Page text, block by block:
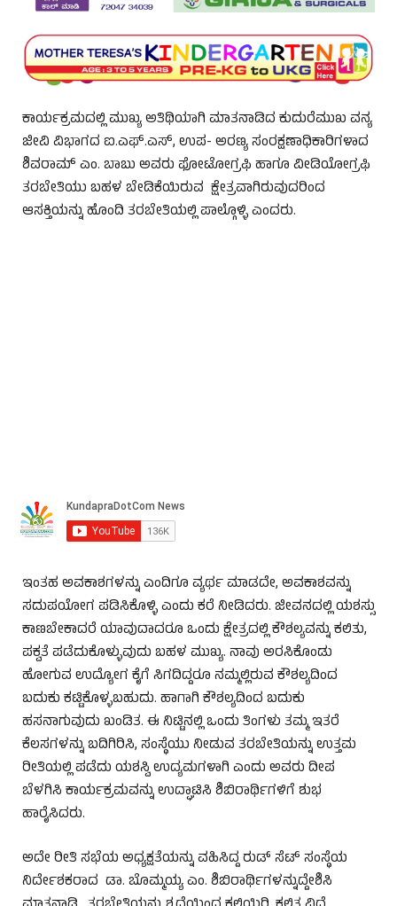
ಕಾರ್ಯಕ್ರಮದಲ್ಲಿ ಮುಖ್ಯ ಅತಿಥಿಯಾಗಿ ಮಾತನಾಡಿದ ಕುದುರೆಮುಖ ವನ್ಯ
ಜೀವಿ ವಿಭಾಗದ ಐ.ಎಫ್.ಎಸ್, ಉಪ- ಅರಣ್ಯ ಸಂರಕ್ಷಣಾಧಿಕಾರಿಗಳಾದ
ಶಿವರಾಮ್ ಎಂ. ಬಾಬು ಅವರು ಫೋಟೋಗ್ರಫಿ ಹಾಗೂ ವೀಡಿಯೋಗ್ರಫಿ
ತರಬೇತಿಯು ಬಹಳ ಬೇಡಿಕೆಯಿರುವ ಕ್ಷೇತ್ರವಾಗಿರುವುದರಿಂದ
ಆಸಕ್ತಿಯನ್ನು ಹೊಂದಿ ತರಬೇತಿಯಲ್ಲಿ ಪಾಲ್ಗೊಳ್ಳಿ ಎಂದರು.
ಇಂತಹ ಅವಕಾಶಗಳನ್ನು ಎಂದಿಗೂ ವ್ಯರ್ಥ ಮಾಡದೇ, ಅವಕಾಶವನ್ನು
ಸದುಪಯೋಗ ಪಡಿಸಿಕೊಳ್ಳಿ ಎಂದು ಕರೆ ನೀಡಿದರು. ಜೀವನದಲ್ಲಿ ಯಶಸ್ಸು
ಕಾಣಬೇಕಾದರೆ ಯಾವುದಾದರೂ ಒಂದು ಕ್ಷೇತ್ರದಲ್ಲಿ ಕೌಶಲ್ಯವನ್ನು ಕಲಿತು,
ಪಕ್ವತೆ ಪಡೆದುಕೊಳ್ಳುವುದು ಬಹಳ ಮುಖ್ಯ. ನಾವು ಅರಸಿಕೊಂಡು
ಹೋಗುವ ಉದ್ಯೋಗ ಕೈಗೆ ಸಿಗದಿದ್ದರೂ ನಮ್ಮಲ್ಲಿರುವ ಕೌಶಲ್ಯದಿಂದ
ಬದುಕು ಕಟ್ಟಿಕೊಳ್ಳಬಹುದು. ಹಾಗಾಗಿ ಕೌಶಲ್ಯದಿಂದ ಬದುಕು
ಹಸನಾಗುವುದು ಖಂಡಿತ. ಈ ನಿಟ್ಟಿನಲ್ಲಿ ಒಂದು ತಿಂಗಳು ತಮ್ಮ ಇತರೆ
ಕೆಲಸಗಳನ್ನು ಬದಿಗಿರಿಸಿ, ಸಂಸ್ಥೆಯು ನೀಡುವ ತರಬೇತಿಯನ್ನು ಉತ್ತಮ
ರೀತಿಯಲ್ಲಿ ಪಡೆದು ಯಶಸ್ವಿ ಉದ್ಯಮಗಳಾಗಿ ಎಂದು ಅವರು ದೀಪ
ಬೆಳಗಿಸಿ ಕಾರ್ಯಕ್ರಮವನ್ನು ಉದ್ಘಾಟಿಸಿ ಶಿಬಿರಾರ್ಥಿಗಳಿಗೆ ಶುಭ
ಹಾರೈಸಿದರು.
ಅದೇ ರೀತಿ ಸಭೆಯ ಅಧ್ಯಕ್ಷತೆಯನ್ನು ವಹಿಸಿದ್ದ ರುಡ್ ಸೆಟ್ ಸಂಸ್ಥೆಯ
ನಿರ್ದೇಶಕರಾದ ಡಾ. ಬೊಮ್ಮಯ್ಯ ಎಂ. ಶಿಬಿರಾರ್ಥಿಗಳನ್ನುದ್ದೇಶಿಸಿ